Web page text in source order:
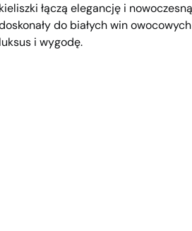
kieliszki łączą elegancję i
do białych win
luksus i wygodę.